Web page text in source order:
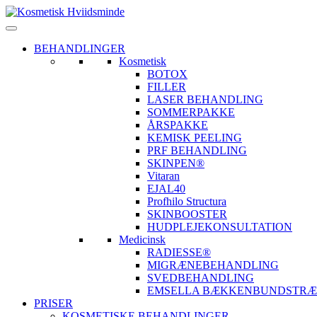
BEHANDLINGER
Kosmetisk
BOTOX
FILLER
LASER BEHANDLING
SOMMERPAKKE
ÅRSPAKKE
KEMISK PEELING
PRF BEHANDLING
SKINPEN®
Vitaran
EJAL40
Profhilo Structura
SKINBOOSTER
HUDPLEJEKONSULTATION
Medicinsk
RADIESSE®
MIGRÆNEBEHANDLING
SVEDBEHANDLING
EMSELLA
PRISER